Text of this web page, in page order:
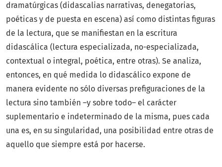
dramatúrgicas (didascalias narrativas, denegatorias,
poéticas y de puesta en escena) así como distintas figuras
de la lectura, que se manifiestan en la escritura
didascálica (lectura especializada, no-especializada,
contextual o integral, poética, entre otras). Se analiza,
entonces, en qué medida lo didascálico expone de
manera evidente no sólo diversas prefiguraciones de la
lectura sino también –y sobre todo– el carácter
suplementario e indeterminado de la misma, pues cada
una es, en su singularidad, una posibilidad entre otras de
aquello que siempre está por hacerse.